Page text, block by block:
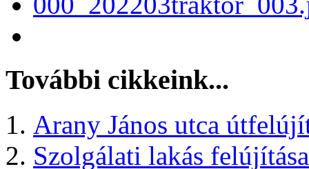
További cikkeink...
Arany János utca
Szolgálati lakás felújítása